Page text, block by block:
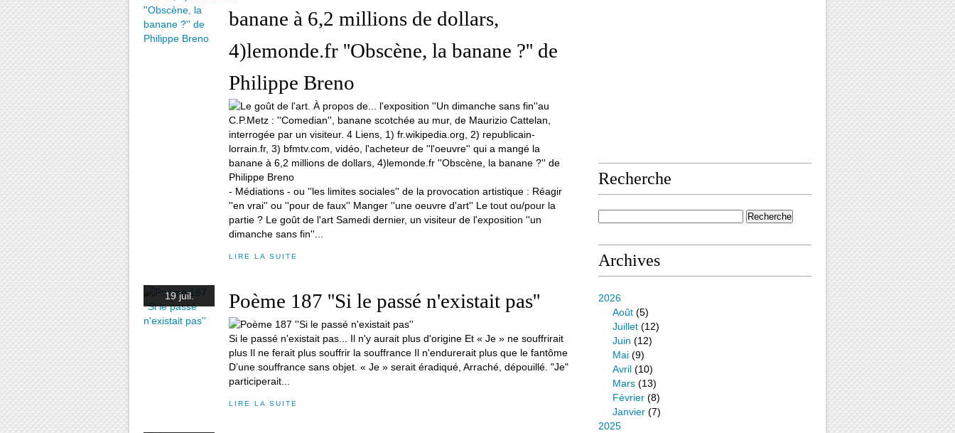
banane à 6,2 millions de dollars,
4)lemonde.fr ''Obscène, la banane ?'' de
Philippe Breno
- Médiations - ou ''les limites sociales'' de la provocation artistique : Réagir
''en vrai'' ou ''pour de faux'' Manger ''une oeuvre d'art'' Le tout ou/pour la
partie ? Le goût de l'art Samedi dernier, un visiteur de l'exposition ''un
dimanche sans fin''...
LIRE LA SUITE
19 juil. Poème 187 ''Si le passé n'existait pas''
Si le passé n'existait pas... Il n'y aurait plus d'origine Et « Je » ne souffrirait
plus Il ne ferait plus souffrir la souffrance Il n'endurerait plus que le fantôme
D’une souffrance sans objet. « Je » serait éradiqué, Arraché, dépouillé. "Je"
participerait...
LIRE LA SUITE
Recherche
Archives
2026
Août (5)
Juillet (12)
Juin (12)
Mai (9)
Avril (10)
Mars (13)
Février (8)
Janvier (7)
2025